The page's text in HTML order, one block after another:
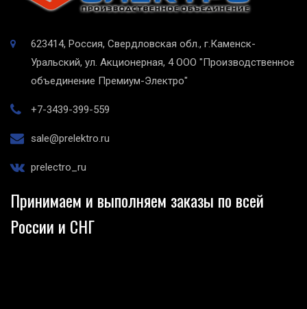
623414, Россия, Свердловская обл., г.Каменск-
Уральский, ул. Акционерная, 4 ООО "Производственное
объединение Премиум-Электро"
+7-3439-399-559
sale@prelektro.ru
prelectro_ru
Принимаем и выполняем заказы по всей
России и СНГ